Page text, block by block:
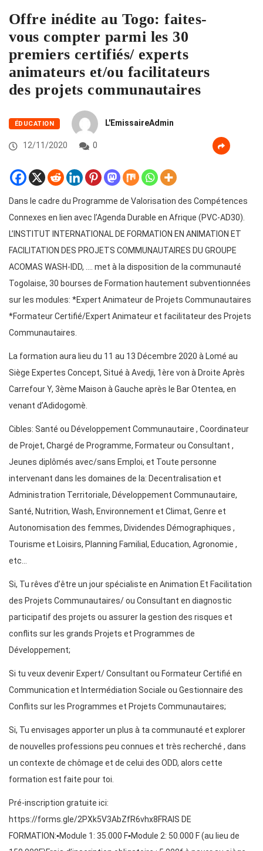
Offre inédite au Togo: faites-
vous compter parmi les 30
premiers certifiés/ experts
animateurs et/ou facilitateurs
des projets communautaires
ÉDUCATION L'EmissaireAdmin
12/11/2020 0
Dans le cadre du Programme de Valorisation des Compétences
Connexes en lien avec l’Agenda Durable en Afrique (PVC-AD30).
L’INSTITUT INTERNATIONAL DE FORMATION EN ANIMATION ET
FACILITATION DES PROJETS COMMUNAUTAIRES DU GROUPE
ACOMAS WASH-IDD, …. met à la disposition de la communauté
Togolaise, 30 bourses de Formation hautement subventionnées
sur les modules: *Expert Animateur de Projets Communautaires
*Formateur Certifié/Expert Animateur et facilitateur des Projets
Communautaires.
La formation aura lieu du 11 au 13 Décembre 2020 à Lomé au
Siège Expertes Concept, Situé à Avedji, 1ère von à Droite Après
Carrefour Y, 3ème Maison à Gauche après le Bar Otentea, en
venant d’Adidogomè.
Cibles: Santé ou Développement Communautaire , Coordinateur
de Projet, Chargé de Programme, Formateur ou Consultant ,
Jeunes diplômés avec/sans Emploi, et Toute personne
intervenant dans les domaines de la: Decentralisation et
Administration Territoriale, Développement Communautaire,
Santé, Nutrition, Wash, Environnement et Climat, Genre et
Autonomisation des femmes, Dividendes Démographiques ,
Tourisme et Loisirs, Planning Familial, Education, Agronomie ,
etc…
Si, Tu rêves d’être un jour spécialiste en Animation Et Facilitation
des Projets Communautaires/ ou Consultant en diagnostic
participatif des projets ou assurer la gestion des risques et
conflits sur les grands Projets et Programmes de
Développement;
Si tu veux devenir Expert/ Consultant ou Formateur Certifié en
Communication et Intermédiation Sociale ou Gestionnaire des
Conflits sur les Programmes et Projets Communautaires;
Si, Tu envisages apporter un plus à ta communauté et explorer
de nouvelles professions peu connues et très recherché , dans
un contexte de chômage et de celui des ODD, alors cette
formation est faite pour toi.
Pré-inscription gratuite ici:
https://forms.gle/2PXk5V3AbZfR6vhx8FRAIS DE
FORMATION:▪️Module 1: 35.000 F▪️Module 2: 50.000 F (au lieu de